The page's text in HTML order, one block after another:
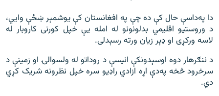
دا په‌‌‌داسې حال کې ده چې په افغانستان کې يوشمېر ښځې وايي،
د وروستيو اقليمي بدلونونو له امله يې خپل کورنى کاروبار له
لاسه ورکړى او ډېر زيان ورته رسېدلى.
د ننګرهار دوه اوسېدونکې انيسې د روداتو له ولسوالۍ او زمينې د
سرخرود څخه په‌دې اړه ازادي راډيو سره خپل نظرونه شريک کړي
دي.